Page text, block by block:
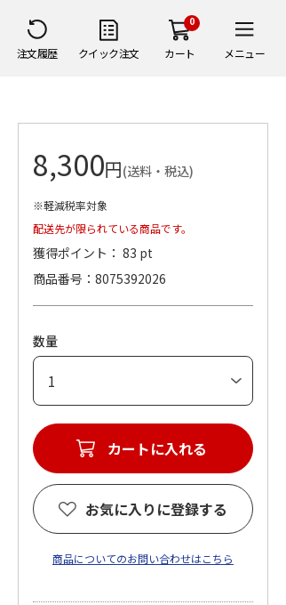
注文履歴 クイック注文
0
カート メニュー
8,300円(送料・税込)
※軽減税率対象
配送先が限られている商品です。
獲得ポイント： 83 pt
商品番号
8075392026
数量
カートに入れる
お気に入りに登録する
商品についてのお問い合わせはこちら